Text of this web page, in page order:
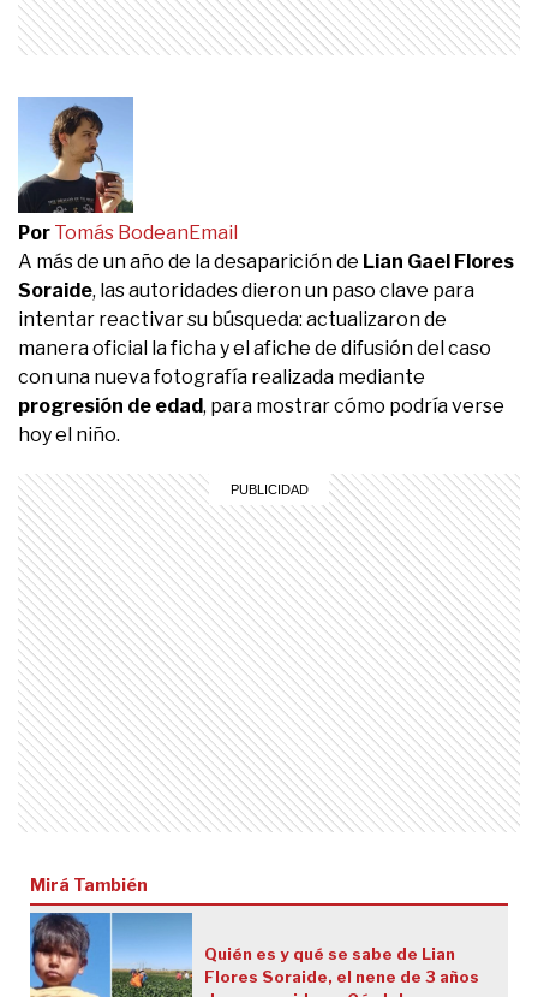
Por Tomás BodeanEmail
A más de un año de la desaparición de Lian Gael Flores
Soraide, las autoridades dieron un paso clave para
intentar reactivar su búsqueda: actualizaron de
manera oficial la ficha y el afiche de difusión del caso
con una nueva fotografía realizada mediante
progresión de edad, para mostrar cómo podría verse
hoy el niño.
Mirá También
Quién es y qué se sabe de Lian
Flores Soraide, el nene de 3 años